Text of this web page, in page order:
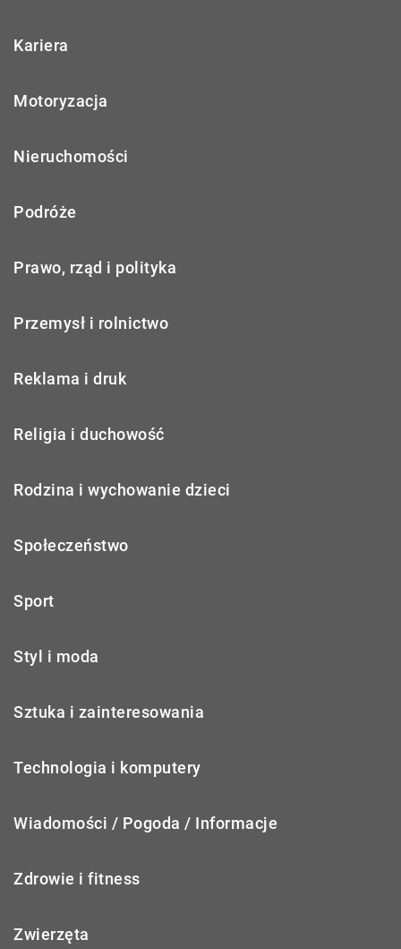
Kariera
Motoryzacja
Nieruchomości
Podróże
Prawo, rząd i polityka
Przemysł i rolnictwo
Reklama i druk
Religia i duchowość
Rodzina i wychowanie dzieci
Społeczeństwo
Sport
Styl i moda
Sztuka i zainteresowania
Technologia i komputery
Wiadomości / Pogoda / Informacje
Zdrowie i fitness
Zwierzęta